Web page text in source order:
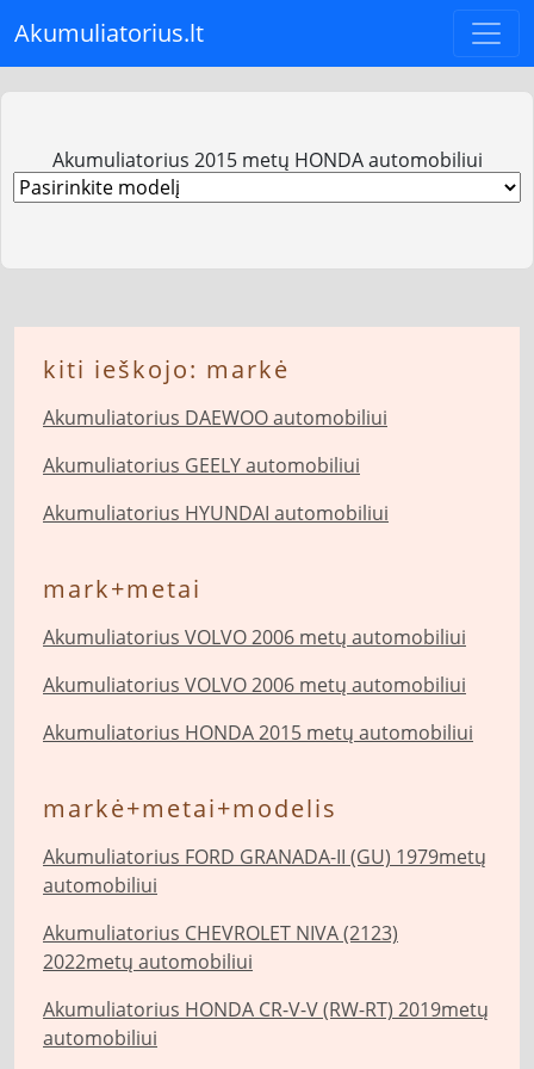
Akumuliatorius.lt
Akumuliatorius 2015 metų HONDA automobiliui
kiti ieškojo: markė
Akumuliatorius DAEWOO automobiliui
Akumuliatorius GEELY automobiliui
Akumuliatorius HYUNDAI automobiliui
mark+metai
Akumuliatorius VOLVO 2006 metų automobiliui
Akumuliatorius VOLVO 2006 metų automobiliui
Akumuliatorius HONDA 2015 metų automobiliui
markė+metai+modelis
Akumuliatorius FORD GRANADA-II (GU) 1979metų
automobiliui
Akumuliatorius CHEVROLET NIVA (2123)
2022metų automobiliui
Akumuliatorius HONDA CR-V-V (RW-RT) 2019metų
automobiliui